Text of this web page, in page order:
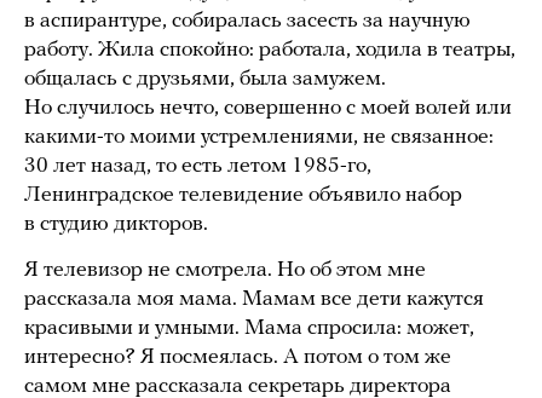
в аспирантуре, собиралась засесть за научную
работу. Жила спокойно: работала, ходила в театры,
общалась с друзьями, была замужем.
Но случилось нечто, совершенно с моей волей или
какими-то моими устремлениями, не связанное:
30 лет назад, то есть летом 1985-го,
Ленинградское телевидение объявило набор
в студию дикторов.
Я телевизор не смотрела. Но об этом мне
рассказала моя мама. Мамам все дети кажутся
красивыми и умными. Мама спросила: может,
интересно? Я посмеялась. А потом о том же
самом мне рассказала секретарь директора